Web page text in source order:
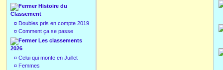
Histoire du
Classement
¤ Doubles pris en compte 2019
¤ Comment ça se passe
Les classements
2026
¤ Celui qui monte en Juillet
¤ Femmes